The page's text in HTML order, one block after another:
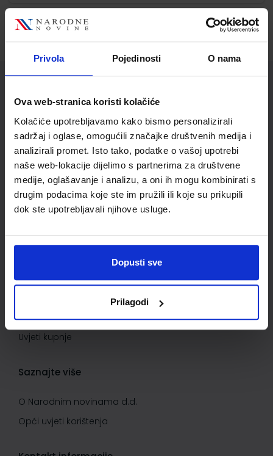
Privola Pojedinosti O nama
Ova web-stranica koristi kolačiće
Kolačiće upotrebljavamo kako bismo personalizirali
sadržaj i oglase, omogućili značajke društvenih medija i
analizirali promet. Isto tako, podatke o vašoj upotrebi
naše web-lokacije dijelimo s partnerima za društvene
medije, oglašavanje i analizu, a oni ih mogu kombinirati s
drugim podacima koje ste im pružili ili koje su prikupili
dok ste upotrebljavali njihove usluge.
Dopusti sve
Prilagodi
Ne možemo pronaći proizvode koji
odgovaraju Vašem odabiru.
Korisnički račun
Status/Povijest narudžbi
Informacije o dostavi
Povrat proizvoda i reklamacije
Kontaktirajte nas
Kako do popusta
Privatnost i sigurnost podataka
Načini plaćanja
Uvjeti kupnje
Saznajte više
O Narodnim novinama d.d.
Opći uvjeti korištenja